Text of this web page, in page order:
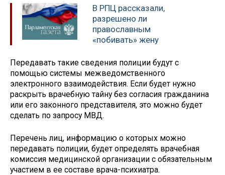
В РПЦ рассказали,
разрешено ли
православным
«побивать» жену
Передавать такие сведения полиции будут с
помощью системы межведомственного
электронного взаимодействия. Если будет нужно
раскрыть врачебную тайну без согласия гражданина
или его законного представителя, это можно будет
сделать по запросу МВД.
Перечень лиц, информацию о которых можно
передавать полиции, будет определять врачебная
комиссия медицинской организации с обязательным
участием в ее составе врача-психиатра.